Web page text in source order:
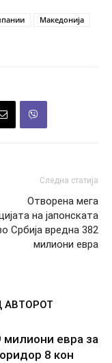
Македонија
Следна статија
Отворена мега
на јапонската
Србија вредна 382
милиони евра
АВТОРОТ
милиони евра за
8 кон